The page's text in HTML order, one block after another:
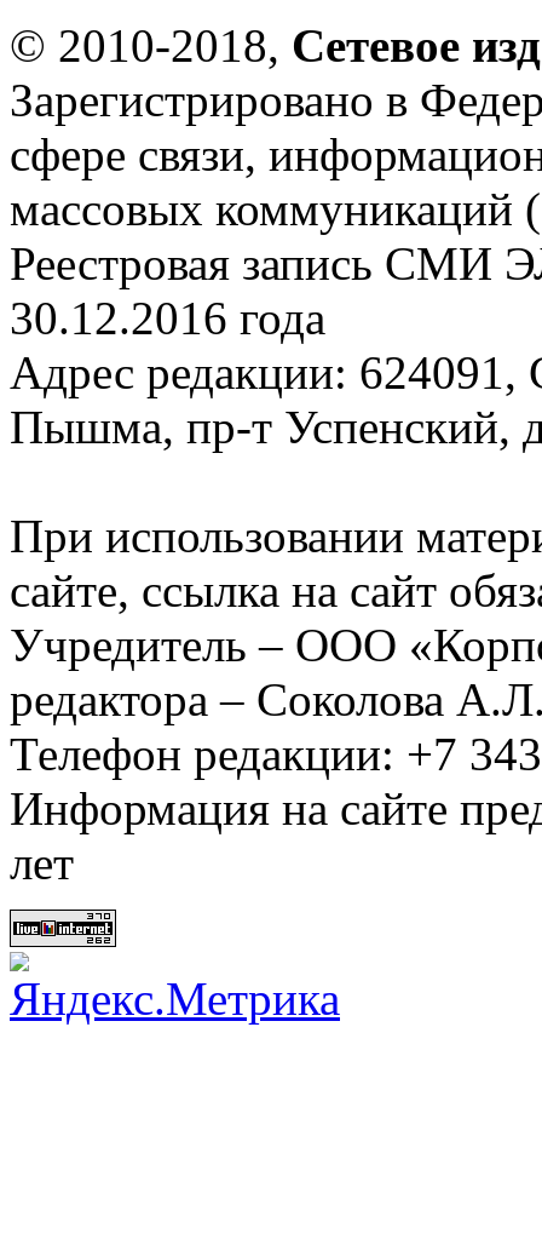
© 2010-2018, Сетевое
Зарегистрировано в
сфере связи,
массовых коммуникаций
Реестровая запись СМИ
30.12.2016 года
Адрес редакции: 624091,
Пышма, пр-т Успенский,
При использовании
сайте, ссылка на сайт
Учредитель – ООО
редактора – Соколова
Телефон редакции: +7
Информация на сайте
лет